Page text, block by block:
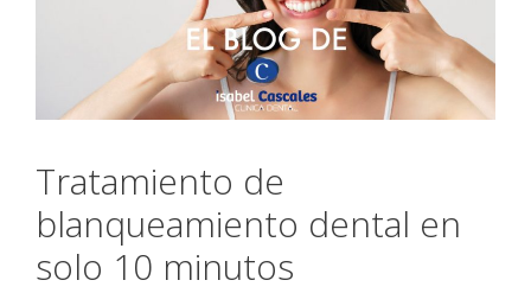
Tratamiento de
blanqueamiento dental en
solo 10 minutos